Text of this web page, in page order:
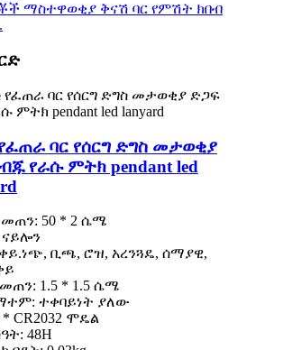
ማስተዋወቂያ ቅናሽ ባር የምሽት ክበብ
ባር የሰርግ ድግስ መታወቂያ
የራሱ ምትክ pendant led
50 * 2 ሴሜ
ናይሎን
ቢጫ, ሮዝ, አረንጓዴ, ሰማያዊ,
1.5 * 1.5 ሴሜ
ተቀባይነት ያለው
* CR2032 ሞዴል
48H